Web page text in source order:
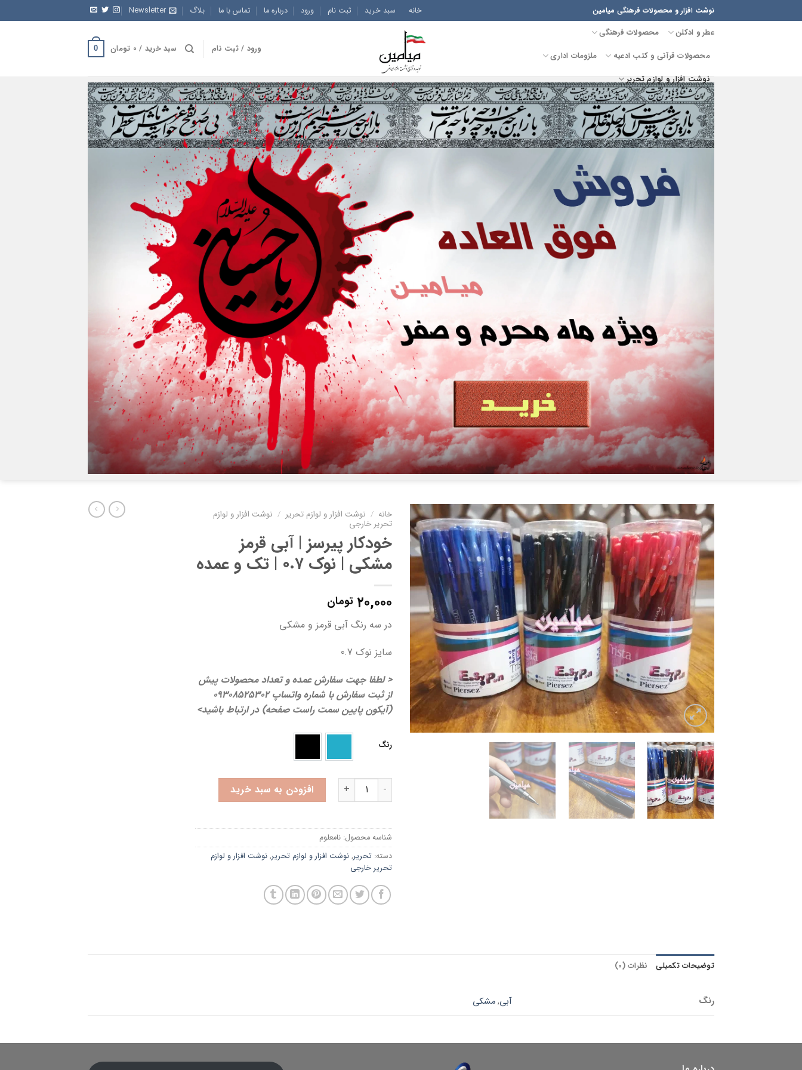
to
نوشت افزار و محصولات فرهنگی میامین خانه سبد خرید ثبت نام ورود درباره ما تماس با ما بلاگ
Newsletter
عطر و ادکلن
محصولات فرهنگی
محصولات قرآنی و کتب ادعیه
ملزومات اداری
نوشت افزار و لوازم تحریر
ورود / ثبت نام سبد خرید / ۰ تومان 0
خانه / نوشت افزار و لوازم تحریر / نوشت افزار و لوازم
تحریر خارجی
خودکار پیرسز | آبی قرمز
مشکی | نوک ۰.۷ | تک و عمده
۲۰,۰۰۰ تومان
در سه رنگ آبی قرمز و مشکی
سایز نوک 0.7
< لطفا جهت سفارش عمده و تعداد محصولات پیش
از ثبت سفارش با شماره واتساپ 09308525302
(آیکون پایین سمت راست صفحه) در ارتباط باشید>
رنگ
خودکار پیرسز | آبی قرمز مشکی | نوک 0.7 | تک و عمده عدد
افزودن به سبد خرید
شناسه محصول: نامعلوم
دسته: تحریر, نوشت افزار و لوازم تحریر, نوشت افزار و لوازم
تحریر خارجی
توضیحات تکمیلی نظرات (0)
رنگ آبی,مشکی